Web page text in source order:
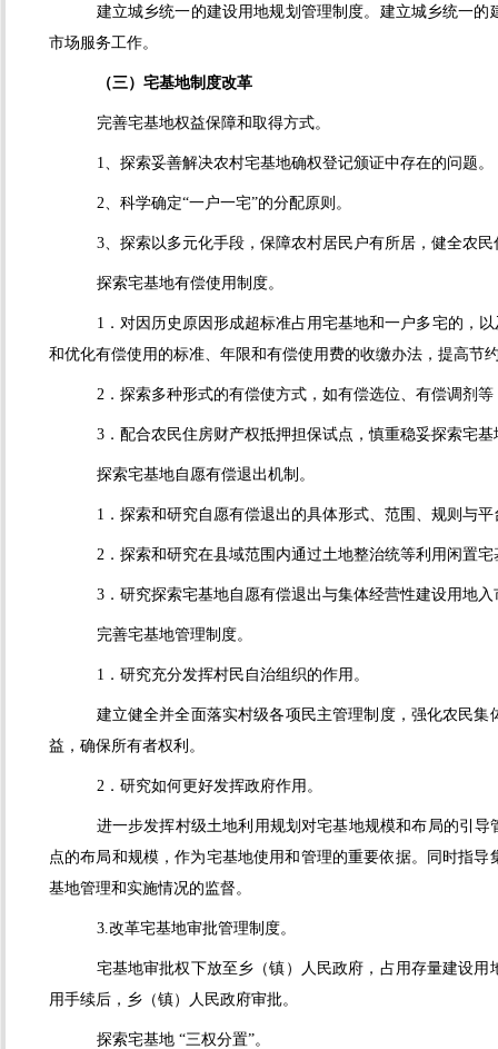
建立城乡统一的建设用地规划管理制度。建立城乡统一
市场服务工作。
（三）宅基地制度改革
完善宅基地权益保障和取得方式。
1、探索妥善解决农村宅基地确权登记颁证中存在的问题。
2、科学确定“一户一宅”的分配原则。
3、探索以多元化手段，保障农村居民户有所居，健全农
探索宅基地有偿使用制度。
1．对因历史原因形成超标准占用宅基地和一户多宅的，
和优化有偿使用的标准、年限和有偿使用费的收缴办法，提高节
2．探索多种形式的有偿使方式，如有偿选位、有偿调剂
3．配合农民住房财产权抵押担保试点，慎重稳妥探索宅
探索宅基地自愿有偿退出机制。
1．探索和研究自愿有偿退出的具体形式、范围、规则与
2．探索和研究在县域范围内通过土地整治统等利用闲置
3．研究探索宅基地自愿有偿退出与集体经营性建设用地
完善宅基地管理制度。
1．研究充分发挥村民自治组织的作用。
建立健全并全面落实村级各项民主管理制度，强化农民
益，确保所有者权利。
2．研究如何更好发挥政府作用。
进一步发挥村级土地利用规划对宅基地规模和布局的引导
点的布局和规模，作为宅基地使用和管理的重要依据。同时指
基地管理和实施情况的监督。
3.改革宅基地审批管理制度。
宅基地审批权下放至乡（镇）人民政府，占用存量建设
用手续后，乡（镇）人民政府审批。
探索宅基地 “三权分置”。